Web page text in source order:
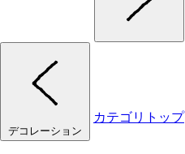
デコレーション
カテゴリトップ